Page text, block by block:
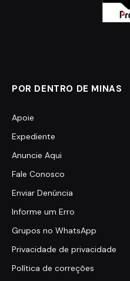
POR DENTRO DE MINAS
Apoie
Expediente
Anuncie Aqui
Fale Conosco
Enviar Denúncia
Informe um Erro
Grupos no WhatsApp
Privacidade de privacidade
Política de correções